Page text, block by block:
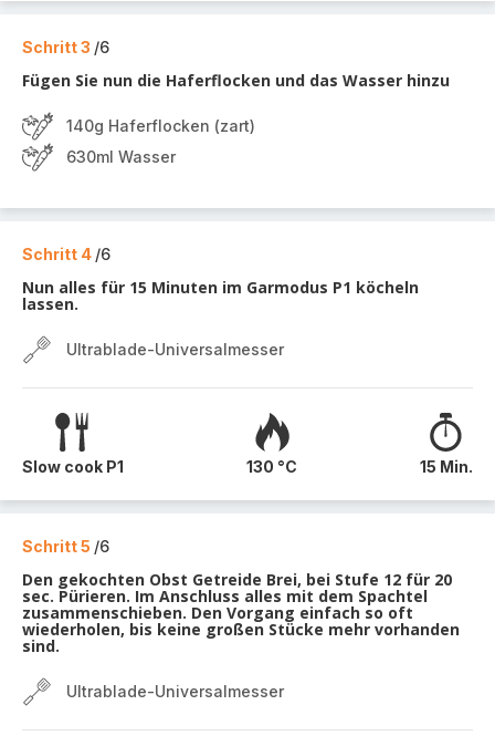
Schritt 3 /6
Fügen Sie nun die Haferflocken und das Wasser hinzu
140g Haferflocken (zart)
630ml Wasser
Schritt 4 /6
Nun alles für 15 Minuten im Garmodus P1 köcheln
lassen.
Ultrablade-Universalmesser
Slow cook P1 130 °C 15 Min.
Schritt 5 /6
Den gekochten Obst Getreide Brei, bei Stufe 12 für 20
sec. Pürieren. Im Anschluss alles mit dem Spachtel
zusammenschieben. Den Vorgang einfach so oft
wiederholen, bis keine großen Stücke mehr vorhanden
sind.
Ultrablade-Universalmesser